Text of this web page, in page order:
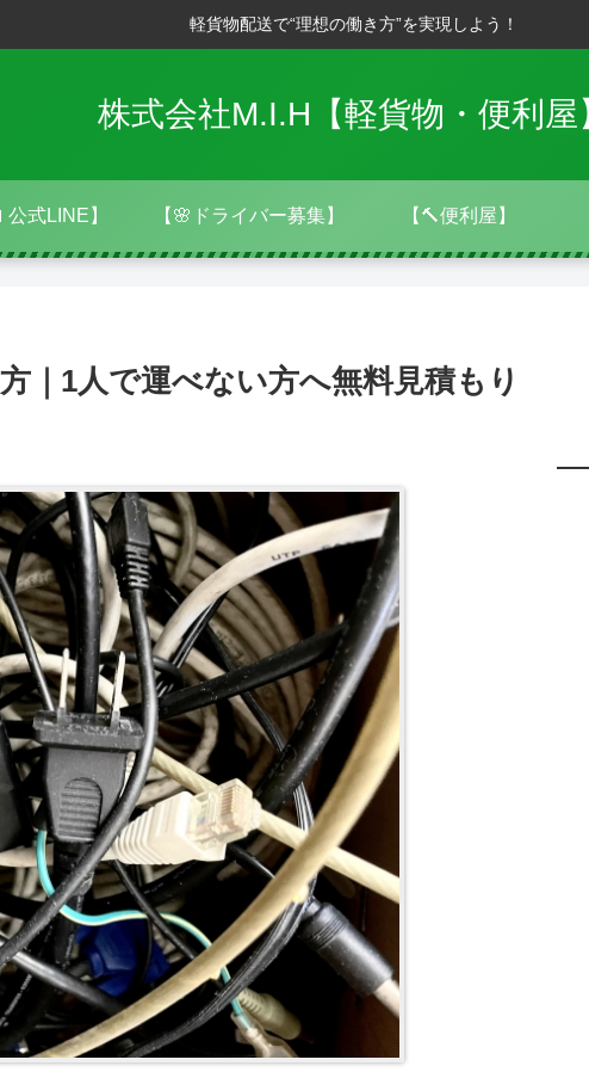
軽貨物配送で“理想の働き方”を実現しよう！
株式会社M.I.H【軽貨物・便利屋
公式LINE】 【🌸ドライバー募集】 【🔨便利屋】
｜1人で運べない方へ無料見積もり